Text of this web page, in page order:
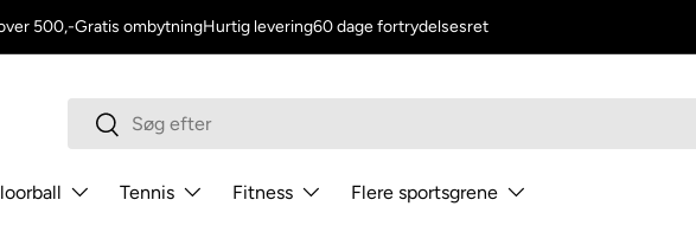
500,-Gratis ombytningHurtig levering60 dage fortrydelsesret
Søg
Tennis Fitness Flere sportsgrene